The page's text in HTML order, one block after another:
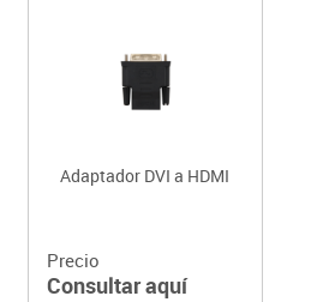
Adaptador DVI a HDMI
Precio
Consultar aquí